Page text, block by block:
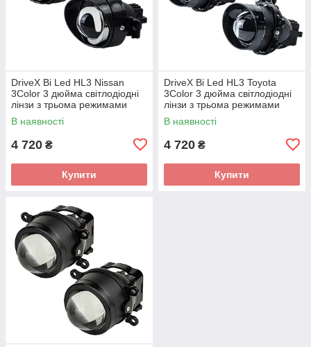
DriveX Bi Led HL3 Nissan
3Color 3 дюйма світлодіодні
лінзи з трьома режимами
роботи
В наявності
4 720 ₴
Купити
DriveX Bi Led HL3 Toyota
3Color 3 дюйма світлодіодні
лінзи з трьома режимами
роботи
В наявності
4 720 ₴
Купити